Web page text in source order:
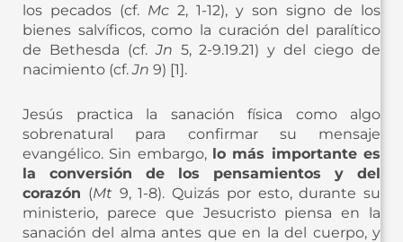
los pecados (cf. Mc 2, 1-12), y son signo de los
bienes salvíficos, como la curación del paralítico
de Bethesda (cf.Jn 5, 2-9.19.21) y del ciego de
nacimiento (cf.Jn 9) [1].
Jesús practica la sanación física como algo
sobrenatural para confirmar su mensaje
evangélico. Sin embargo, lo más importante es
la conversión de los pensamientos y del
corazón (Mt 9, 1-8). Quizás por esto, durante su
ministerio, parece que Jesucristo piensa en la
sanación del alma antes que en la del cuerpo, y